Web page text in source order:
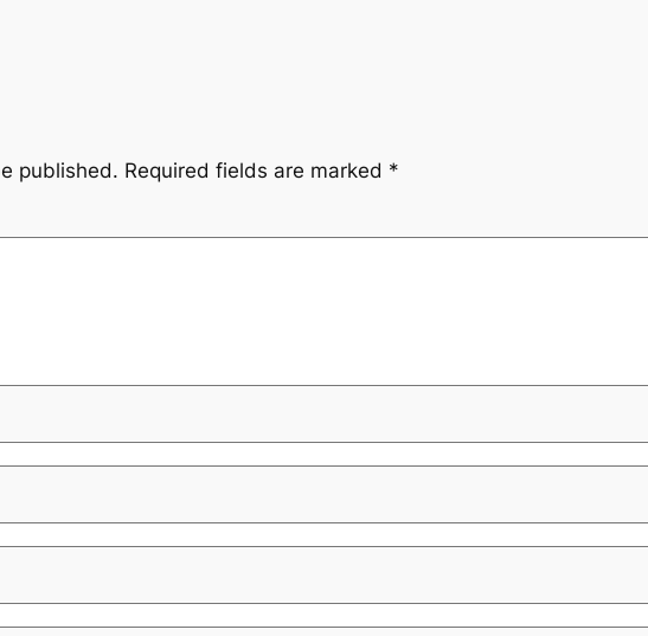
published. Required fields are marked *